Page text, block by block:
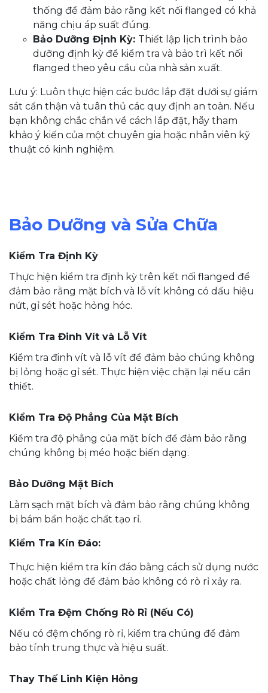
thống để đảm bảo rằng kết nối flanged có khả
năng chịu áp suất đúng.
Bảo Dưỡng Định Kỳ: Thiết lập lịch trình bảo
dưỡng định kỳ để kiểm tra và bảo trì kết nối
flanged theo yêu cầu của nhà sản xuất.
Lưu ý: Luôn thực hiện các bước lắp đặt dưới sự giám
sát cẩn thận và tuân thủ các quy định an toàn. Nếu
bạn không chắc chắn về cách lắp đặt, hãy tham
khảo ý kiến của một chuyên gia hoặc nhân viên kỹ
thuật có kinh nghiệm.
Bảo Dưỡng và Sửa Chữa
Kiểm Tra Định Kỳ
Thực hiện kiểm tra định kỳ trên kết nối flanged để
đảm bảo rằng mặt bích và lỗ vít không có dấu hiệu
nứt, gỉ sét hoặc hỏng hóc.
Kiểm Tra Đinh Vít và Lỗ Vít
Kiểm tra đinh vít và lỗ vít để đảm bảo chúng không
bị lỏng hoặc gỉ sét. Thực hiện việc chặn lại nếu cần
thiết.
Kiểm Tra Độ Phẳng Của Mặt Bích
Kiểm tra độ phẳng của mặt bích để đảm bảo rằng
chúng không bị méo hoặc biến dạng.
Bảo Dưỡng Mặt Bích
Làm sạch mặt bích và đảm bảo rằng chúng không
bị bám bẩn hoặc chất tạo rỉ.
Kiểm Tra Kín Đáo:
Thực hiện kiểm tra kín đáo bằng cách sử dụng nước
hoặc chất lỏng để đảm bảo không có rò rỉ xảy ra.
Kiểm Tra Đệm Chống Rò Rỉ (Nếu Có)
Nếu có đệm chống rò rỉ, kiểm tra chúng để đảm
bảo tính trung thực và hiệu suất.
Thay Thế Linh Kiện Hỏng